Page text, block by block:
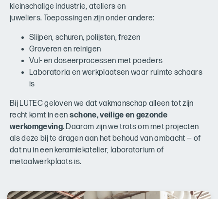
kleinschalige industrie, ateliers en
juweliers. Toepassingen zijn onder andere:
Slijpen, schuren, polijsten, frezen
Graveren en reinigen
Vul- en doseerprocessen met poeders
Laboratoria en werkplaatsen waar ruimte schaars
is
Bij LUTEC geloven we dat vakmanschap alleen tot zijn
recht komt in een schone, veilige en gezonde
werkomgeving. Daarom zijn we trots om met projecten
als deze bij te dragen aan het behoud van ambacht — of
dat nu in een keramiekatelier, laboratorium of
metaalwerkplaats is.